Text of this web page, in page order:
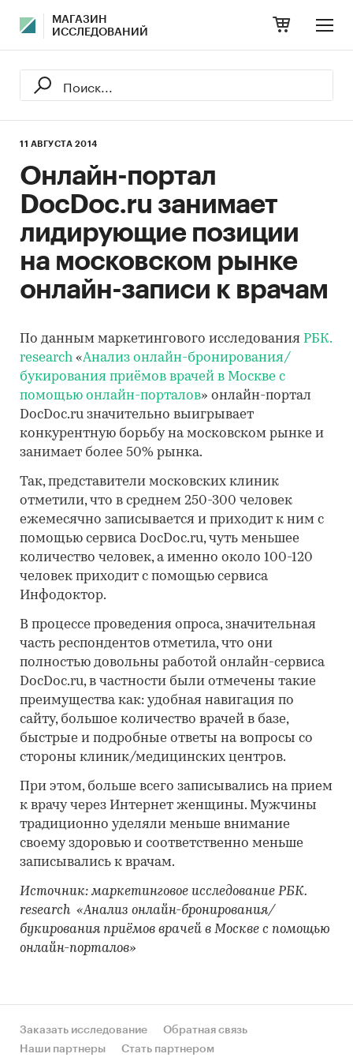
МАГАЗИН
ИССЛЕДОВАНИЙ
11 АВГУСТА 2014
Онлайн-портал
DocDoc.ru занимает
лидирующие позиции
на московском рынке
онлайн-записи к врачам
По данным маркетингового исследования РБК.
research «Анализ онлайн-бронирования/
букирования приёмов врачей в Москве с
помощью онлайн-порталов» онлайн-портал
DocDoc.ru значительно выигрывает
конкурентную борьбу на московском рынке и
занимает более 50% рынка.
Так, представители московских клиник
отметили, что в среднем 250-300 человек
ежемесячно записывается и приходит к ним с
помощью сервиса DocDoc.ru, чуть меньшее
количество человек, а именно около 100-120
человек приходит с помощью сервиса
Инфодоктор.
В процессе проведения опроса, значительная
часть респондентов отметила, что они
полностью довольны работой онлайн-сервиса
DocDoc.ru, в частности были отмечены такие
преимущества как: удобная навигация по
сайту, большое количество врачей в базе,
быстрые и подробные ответы на вопросы со
стороны клиник/медицинских центров.
При этом, больше всего записывались на прием
к врачу через Интернет женщины. Мужчины
традиционно уделяли меньше внимание
своему здоровью и соответственно меньше
записывались к врачам.
Источник: маркетинговое исследование РБК.
research «Анализ онлайн-бронирования/
букирования приёмов врачей в Москве с помощью
онлайн-порталов»
Заказать исследование
Обратная связь
Наши партнеры
Стать партнером